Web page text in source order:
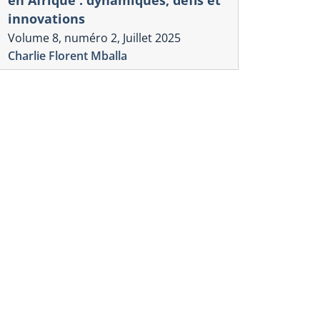
innovations
Volume 8, numéro 2, Juillet 2025
Charlie Florent Mballa